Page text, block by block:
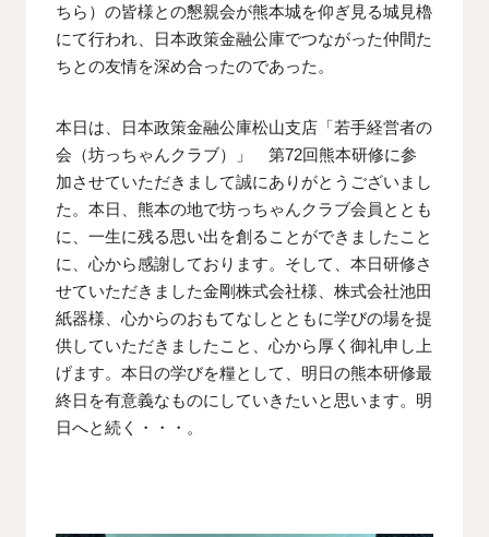
ちら）の皆様との懇親会が熊本城を仰ぎ見る城見櫓
にて行われ、日本政策金融公庫でつながった仲間た
ちとの友情を深め合ったのであった。
本日は、日本政策金融公庫松山支店「若手経営者の
会（坊っちゃんクラブ）」 第72回熊本研修に参
加させていただきまして誠にありがとうございまし
た。本日、熊本の地で坊っちゃんクラブ会員ととも
に、一生に残る思い出を創ることができましたこと
に、心から感謝しております。そして、本日研修さ
せていただきました金剛株式会社様、株式会社池田
紙器様、心からのおもてなしとともに学びの場を提
供していただきましたこと、心から厚く御礼申し上
げます。本日の学びを糧として、明日の熊本研修最
終日を有意義なものにしていきたいと思います。明
日へと続く・・・。